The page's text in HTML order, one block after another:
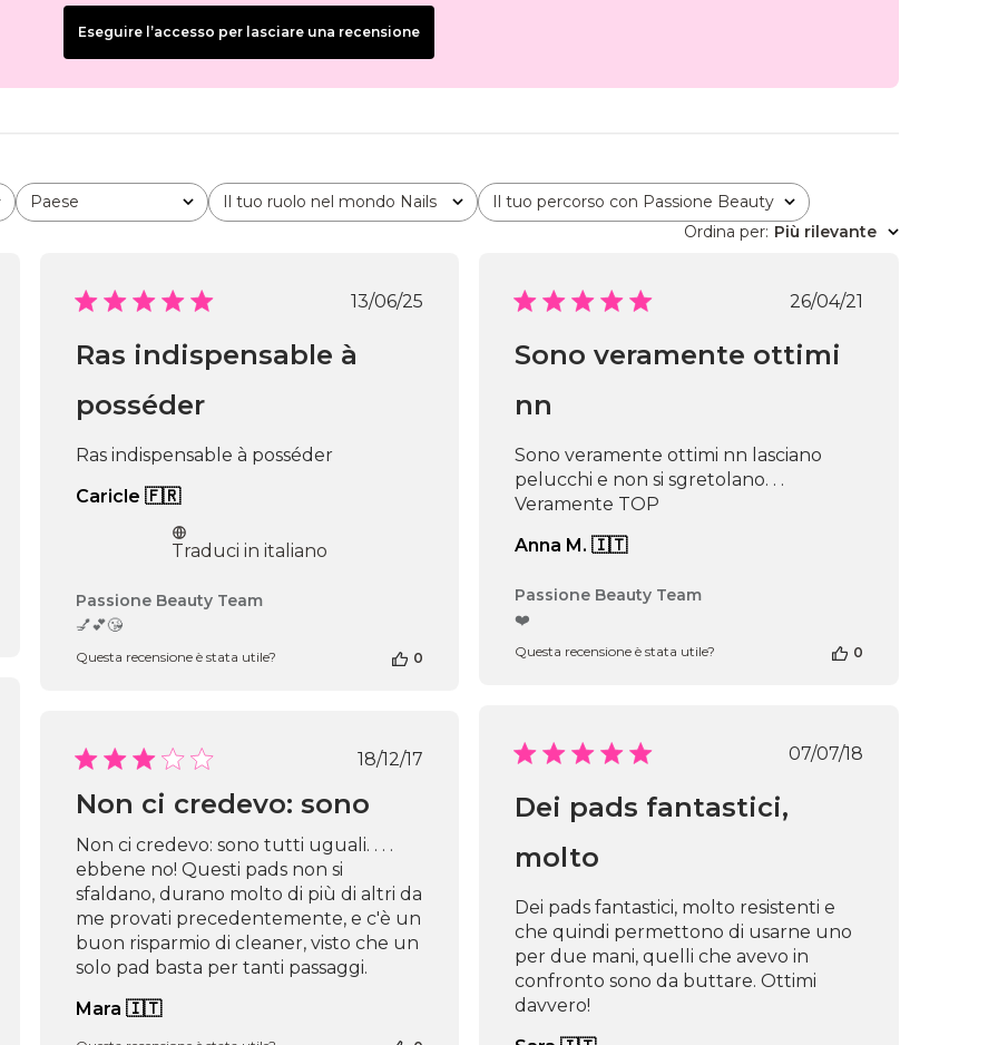
Eseguire l’accesso per lasciare una recensione
Paese
Tutto Il tuo ruolo nel mondo Nails
Tutto Il tuo percorso con Passione Beauty
Tutto
Ordina per: Più rilevante
Data
13/06/25
Ras indispensable à
posséder
Ras indispensable à posséder
Caricle 🇫🇷
Traduci in italiano
Commenti
del
Team
Mon
Jun
16
2025
Passione Beauty Team
💅💕😘
Questa recensione è stata utile? 0
Data
pubblicazione
26/04/21
Sono veramente ottimi
nn
Sono veramente ottimi nn lasciano
pelucchi e non si sgretolano. . .
Veramente TOP
Anna M. 🇮🇹
Commenti
del
Team
2026
Passione Beauty Team
❤️
Questa recensione è stata utile? 0
Data
07/07/18
Dei pads fantastici,
molto
Dei pads fantastici, molto resistenti e
che quindi permettono di usarne uno
per due mani, quelli che avevo in
confronto sono da buttare. Ottimi
davvero!
Data
18/12/17
Non ci credevo: sono
Non ci credevo: sono tutti uguali. . . .
ebbene no! Questi pads non si
sfaldano, durano molto di più di altri da
me provati precedentemente, e c'è un
buon risparmio di cleaner, visto che un
solo pad basta per tanti passaggi.
Mara 🇮🇹